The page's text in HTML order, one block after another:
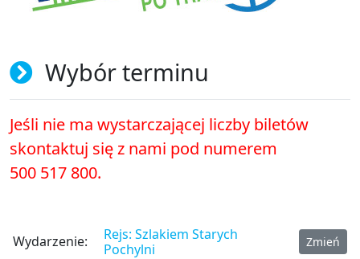
Wybór terminu
Jeśli nie ma wystarczającej liczby biletów
skontaktuj się z nami pod numerem
500 517 800.
Wydarzenie:
Rejs: Szlakiem Starych
Pochylni
Zmień